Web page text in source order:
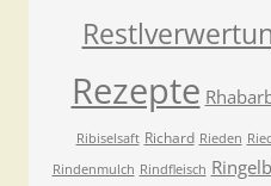
Rezepte
Ribiselsaft Richard Rieden
Rindenmulch Rindfleisch